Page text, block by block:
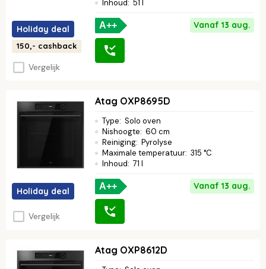
Holiday deal
150,- cashback
Vergelijk
Inhoud: 51 l
A++ Vanaf 13 aug.
Holiday deal
Vergelijk
Atag OXP8695D
Type: Solo oven
Nishoogte: 60 cm
Reiniging: Pyrolyse
Maximale temperatuur: 315 °C
Inhoud: 71 l
A++ Vanaf 13 aug.
Atag OXP8612D